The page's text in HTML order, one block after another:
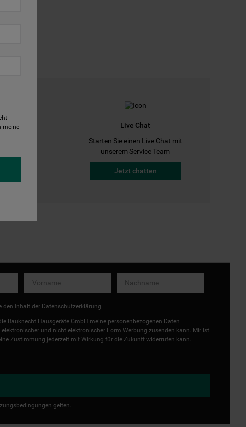
Live Chat
Starten Sie einen Live Chat mit
unserem Service Team
Jetzt chatten
den Inhalt der Datenschutzerklärung
Bauknecht Hausgeräte GmbH meine personenbezogenen Daten
und nicht elektronischer Form Werbung zusenden kann. Mir ist
Zustimmung jederzeit mit Wirkung für die Zukunft widerrufen kann.
gelten.
meine